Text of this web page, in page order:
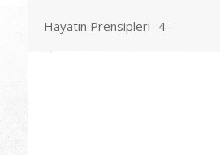
Hayatın Prensipleri -4-